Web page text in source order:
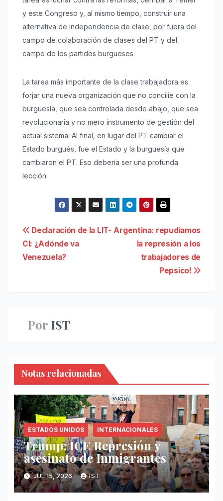
y este Congreso y, al mismo tiempo, construir una
alternativa de independencia de clase, por fuera del
campo de colaboración de clases del PT y del
campo de los partidos burgueses.
La tarea más importante de la clase trabajadora es
forjar una nueva organización que no concilie con la
burguesía, que sea controlada desde abajo, que sea
revolucionaria y no mero instrumento de gestión del
actual sistema. Al final, en lugar del PT cambiar el
Estado burgués, fue el Estado y la burguesía que
cambiaron el PT. Eso debería ser una profunda
lección.
Navegación
de
Argentina: repudiamos
la represión a los
trabajadores de
Pepsico!
Declaración de la LIT-
CI: ¿Adónde va
Venezuela?
Por IST
Notas relacionadas
ESTADOS UNIDOS INTERNACIONALES
Trump: ICE Represión y
asesinato de Inmigrantes
JUL 15, 2026 IST